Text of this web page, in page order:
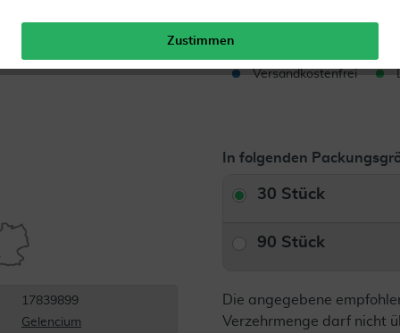
17839899
Gelencium
Menge:
Versandkostenfrei
In folgenden
30 Stück
90 Stück
Die angegebene
Verzehrmenge darf nicht
Zustimmen